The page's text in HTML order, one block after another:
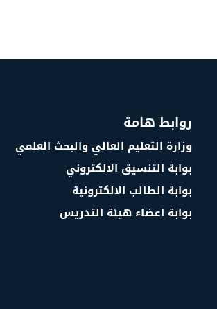
روابط هامة
وزارة التعليم العالي والبحث العلمي
بوابة التنسيق الالكتروني
بوابة الطالب الالكترونية
بوابة اعضاء هيئة التدريس